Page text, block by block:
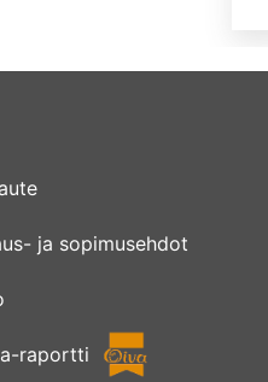
ja sopimusehdot
raportti